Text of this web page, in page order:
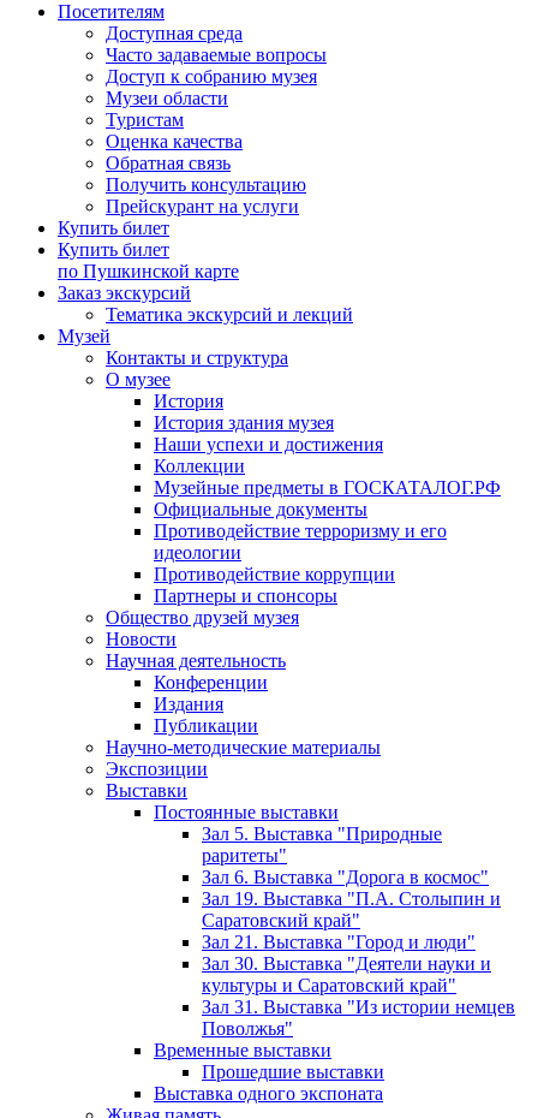
Посетителям
Доступная среда
Часто задаваемые вопросы
Доступ к собранию музея
Музеи области
Туристам
Оценка качества
Обратная связь
Получить консультацию
Прейскурант на услуги
Купить билет
Купить билет
по Пушкинской карте
Заказ экскурсий
Тематика экскурсий и лекций
Музей
Контакты и структура
О музее
История
История здания музея
Наши успехи и достижения
Коллекции
Музейные предметы в ГОСКАТАЛОГ.РФ
Официальные документы
Противодействие терроризму и его
идеологии
Противодействие коррупции
Партнеры и спонсоры
Общество друзей музея
Новости
Научная деятельность
Конференции
Издания
Публикации
Научно-методические материалы
Экспозиции
Выставки
Постоянные выставки
Зал 5. Выставка "Природные
раритеты"
Зал 6. Выставка "Дорога в космос"
Зал 19. Выставка "П.А. Столыпин и
Саратовский край"
Зал 21. Выставка "Город и люди"
Зал 30. Выставка "Деятели науки и
культуры и Саратовский край"
Зал 31. Выставка "Из истории немцев
Поволжья"
Временные выставки
Прошедшие выставки
Выставка одного экспоната